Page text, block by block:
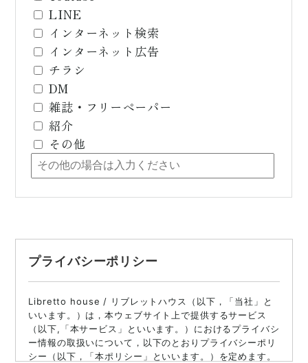
LINE
インターネット検索
インターネット広告
チラシ
DM
雑誌・フリーペーパー
紹介
その他
プライバシーポリシー
Libretto house / リブレットハウス（以下，「当社」と
いいます。）は，本ウェブサイト上で提供するサービス
（以下,「本サービス」といいます。）におけるプライバシ
ー情報の取扱いについて，以下のとおりプライバシーポリ
シー（以下，「本ポリシー」といいます。）を定めます。